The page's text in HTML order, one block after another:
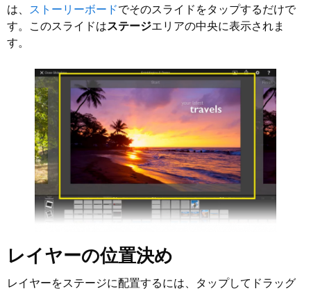
は、 ストーリーボードでそのスライドをタップするだけで
す。このスライドはステージエリアの中央に表示されま
す。
レイヤーの位置決め
レイヤーをステージに配置するには、タップしてドラッグ